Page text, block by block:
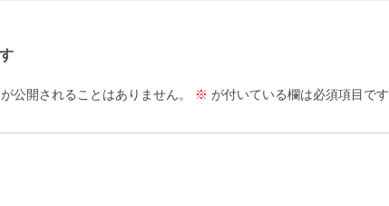
公開されることはありません。 ※ が付いている欄は必須項目です